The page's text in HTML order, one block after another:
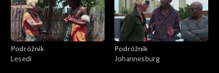
Podróżnik
Lesedi
Podróżnik
Johannesburg